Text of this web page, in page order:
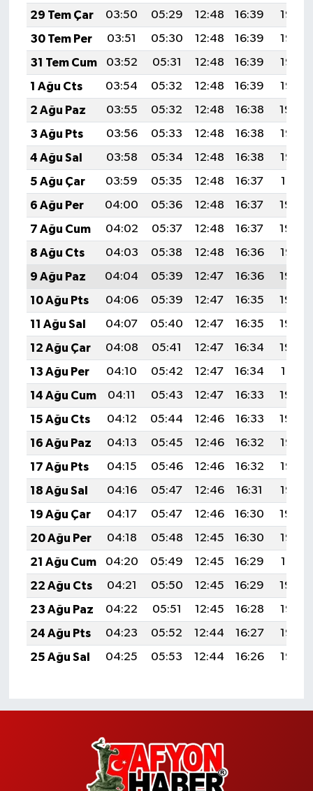
29 Tem Çar
03:50 05:29 12:48 16:39
19:58
30 Tem Per
03:51 05:30 12:48 16:39
19:57
31 Tem Cum
03:52 05:31 12:48 16:39
19:56
1 Ağu Cts
03:54 05:32 12:48 16:39
19:55
2 Ağu Paz
03:55 05:32 12:48 16:38
19:54
3 Ağu Pts
03:56 05:33 12:48 16:38
19:53
4 Ağu Sal
03:58 05:34 12:48 16:38
19:52
5 Ağu Çar
03:59 05:35 12:48 16:37
19:51
6 Ağu Per
04:00 05:36 12:48 16:37
19:50
7 Ağu Cum
04:02 05:37 12:48 16:37
19:49
8 Ağu Cts
04:03 05:38 12:48 16:36
19:47
9 Ağu Paz
04:04 05:39 12:47 16:36
19:46
10 Ağu Pts
04:06 05:39 12:47 16:35
19:45
11 Ağu Sal
04:07 05:40 12:47 16:35
19:44
12 Ağu Çar
04:08 05:41 12:47 16:34
19:43
13 Ağu Per
04:10 05:42 12:47 16:34
19:41
14 Ağu Cum
04:11 05:43 12:47 16:33
19:40
15 Ağu Cts
04:12 05:44 12:46 16:33
19:39
16 Ağu Paz
04:13 05:45 12:46 16:32
19:38
17 Ağu Pts
04:15 05:46 12:46 16:32
19:36
18 Ağu Sal
04:16 05:47 12:46 16:31
19:35
19 Ağu Çar
04:17 05:47 12:46 16:30
19:34
20 Ağu Per
04:18 05:48 12:45 16:30
19:32
21 Ağu Cum
04:20 05:49 12:45 16:29
19:31
22 Ağu Cts
04:21 05:50 12:45 16:29
19:30
23 Ağu Paz
04:22 05:51 12:45 16:28
19:28
24 Ağu Pts
04:23 05:52 12:44 16:27
19:27
25 Ağu Sal
04:25 05:53 12:44 16:26 19:25